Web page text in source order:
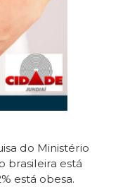
do Ministério
brasileira está
está obesa.